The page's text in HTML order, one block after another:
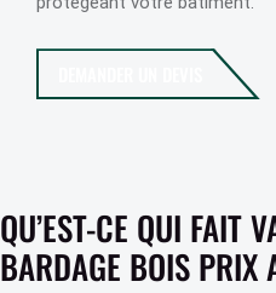
QU’EST-CE QUI FAIT
BARDAGE BOIS PRIX